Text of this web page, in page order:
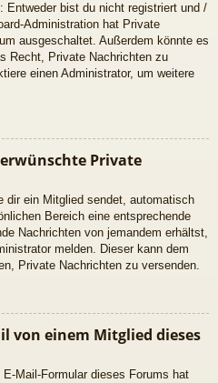
Entweder bist du nicht registriert und /
Administration hat Private
ausgeschaltet. Außerdem könnte es
Recht, Private Nachrichten zu
einen Administrator, um weitere
Private
dir ein Mitglied sendet, automatisch
Bereich eine entsprechende
Nachrichten von jemandem erhältst,
melden. Dieser kann dem
Private Nachrichten zu versenden.
von einem Mitglied dieses
Mail-Formular dieses Forums hat